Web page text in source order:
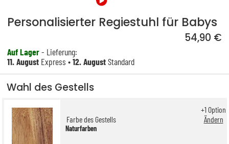
Personalisierter Regiestuhl für Babys
54,90 €
Auf Lager- Lieferung:
11. August Express •12. AugustStandard
Wahl des Gestells
Farbe des Gestells
Naturfarben
+1Option
Ändern